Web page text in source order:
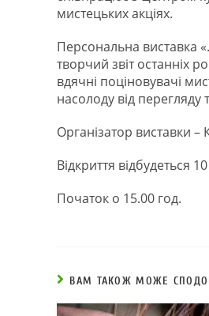
мистецьких акціях.
Персональна виставка
творчий звіт останніх
вдячні поціновувачі
насолоду від
Організатор виставки
Відкриття відбудеться
Початок о 15.00 год.
ВАМ ТАКОЖ МОЖЕ